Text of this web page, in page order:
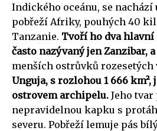
Indického oceánu, se
pobřeží Afriky, pouhých 40
Tanzanie. Tvoří ho dva
často nazývaný jen Zanzibar, a
menších ostrůvků rozesetých
Unguja, s rozlohou 1 666 km²,
ostrovem archipelu. Jeho
nepravidelnou kapku s
severu. Pobřeží lemuje pás